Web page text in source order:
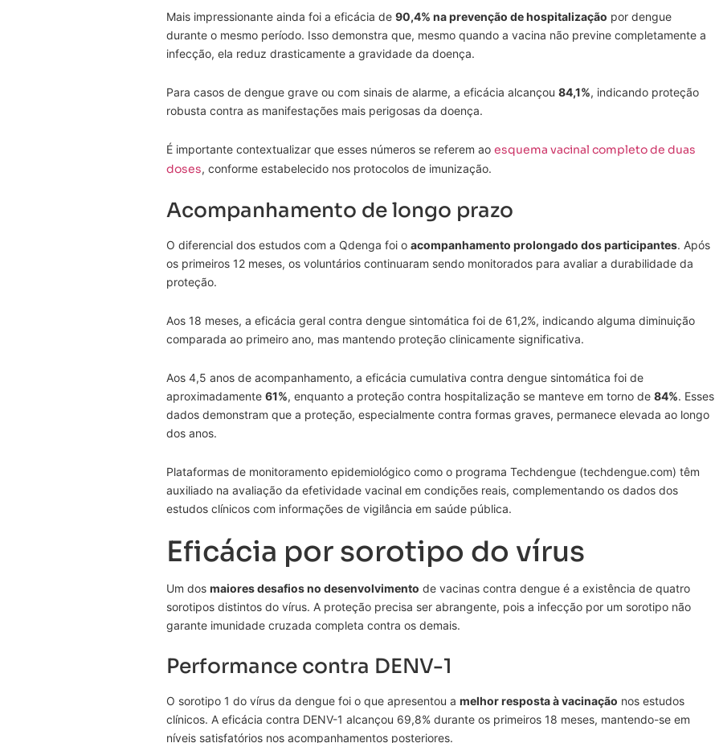
Mais impressionante ainda foi a eficácia de 90,4% na prevenção de hospitalização por dengue
durante o mesmo período. Isso demonstra que, mesmo quando a vacina não previne completamente a
infecção, ela reduz drasticamente a gravidade da doença.
Para casos de dengue grave ou com sinais de alarme, a eficácia alcançou 84,1%, indicando proteção
robusta contra as manifestações mais perigosas da doença.
É importante contextualizar que esses números se referem ao esquema vacinal completo de duas
doses, conforme estabelecido nos protocolos de imunização.
Acompanhamento de longo prazo
O diferencial dos estudos com a Qdenga foi o acompanhamento prolongado dos participantes. Após
os primeiros 12 meses, os voluntários continuaram sendo monitorados para avaliar a durabilidade da
proteção.
Aos 18 meses, a eficácia geral contra dengue sintomática foi de 61,2%, indicando alguma diminuição
comparada ao primeiro ano, mas mantendo proteção clinicamente significativa.
Aos 4,5 anos de acompanhamento, a eficácia cumulativa contra dengue sintomática foi de
aproximadamente 61%, enquanto a proteção contra hospitalização se manteve em torno de 84%. Esses
dados demonstram que a proteção, especialmente contra formas graves, permanece elevada ao longo
dos anos.
Plataformas de monitoramento epidemiológico como o programa Techdengue (techdengue.com) têm
auxiliado na avaliação da efetividade vacinal em condições reais, complementando os dados dos
estudos clínicos com informações de vigilância em saúde pública.
Eficácia por sorotipo do vírus
Um dos maiores desafios no desenvolvimento de vacinas contra dengue é a existência de quatro
sorotipos distintos do vírus. A proteção precisa ser abrangente, pois a infecção por um sorotipo não
garante imunidade cruzada completa contra os demais.
Performance contra DENV-1
O sorotipo 1 do vírus da dengue foi o que apresentou a melhor resposta à vacinação nos estudos
clínicos. A eficácia contra DENV-1 alcançou 69,8% durante os primeiros 18 meses, mantendo-se em
níveis satisfatórios nos acompanhamentos posteriores.